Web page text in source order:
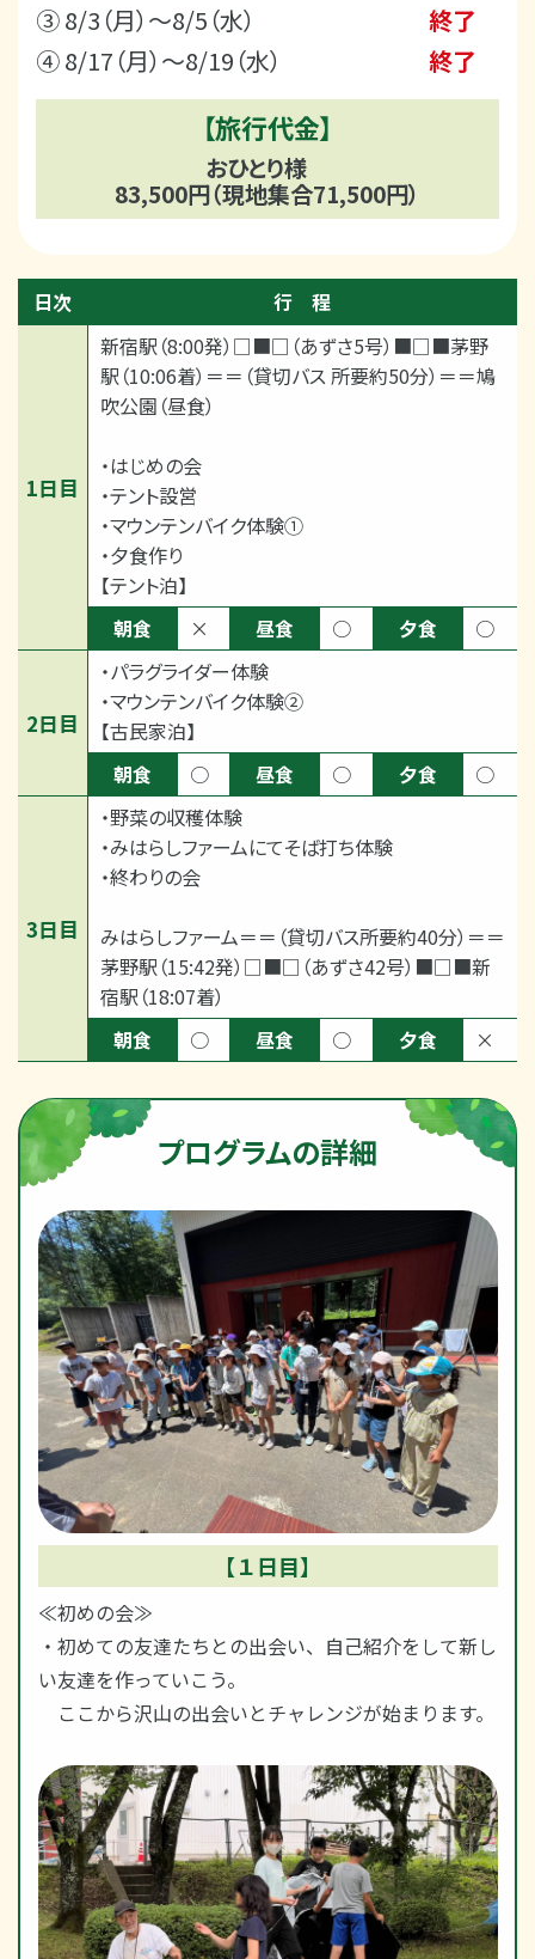
③ 8/3（月）～8/5（水）
終了
④ 8/17（月）～8/19（水）
終了
【旅行代金】
おひとり様
83,500円（現地集合71,500円）
日次 行 程
1日目
新宿駅（8:00発）□■□（あずさ5号）■□■茅野
駅（10:06着）＝＝（貸切バス 所要約50分）＝＝鳩
吹公園（昼食）
・はじめの会
・テント設営
・マウンテンバイク体験①
・夕食作り
【テント泊】
朝食
× 昼食 ○ 夕食 ○
2日目
・パラグライダー体験
・マウンテンバイク体験②
【古民家泊】
朝食
○ 昼食 ○ 夕食 ○
3日目
・野菜の収穫体験
・みはらしファームにてそば打ち体験
・終わりの会
みはらしファーム＝＝（貸切バス所要約40分）＝＝
茅野駅（15:42発）□■□（あずさ42号）■□■新
宿駅（18:07着）
朝食
○ 昼食 ○ 夕食 ×
プログラムの詳細
【１日目】
≪初めの会≫
・初めての友達たちとの出会い、自己紹介をして新し
い友達を作っていこう。
ここから沢山の出会いとチャレンジが始まります。